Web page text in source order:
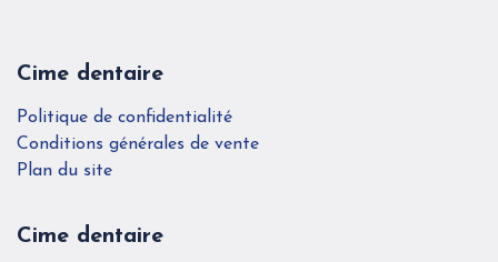
Cime dentaire
Politique de confidentialité
Conditions générales de vente
Plan du site
Cime dentaire